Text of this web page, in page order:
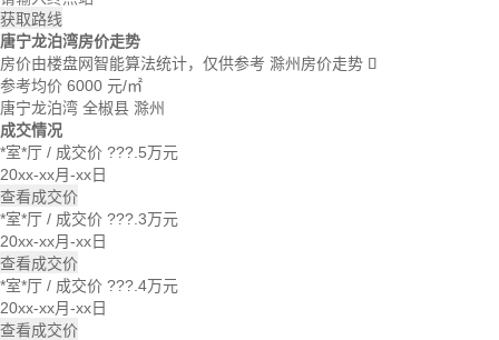
获取路线
唐宁龙泊湾房价走势
房价由楼盘网智能算法统计，仅供参考 滁州房价走势 
参考均价 6000 元/㎡
唐宁龙泊湾 全椒县 滁州
成交情况
*室*厅 / 成交价 ???.5万元
20xx-xx月-xx日
查看成交价
*室*厅 / 成交价 ???.3万元
20xx-xx月-xx日
查看成交价
*室*厅 / 成交价 ???.4万元
20xx-xx月-xx日
查看成交价